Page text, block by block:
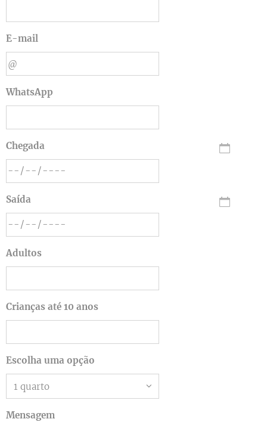
E-mail
WhatsApp
Chegada
Saída
Adultos
Crianças até 10 anos
Escolha uma opção
Mensagem